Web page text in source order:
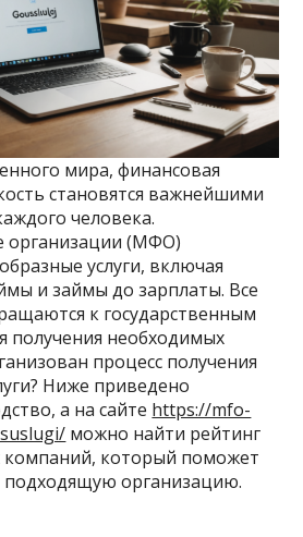
мира, финансовая
становятся важнейшими
человека.
организации (МФО)
услуги, включая
и займы до зарплаты. Все
к государственным
получения необходимых
процесс получения
Ниже приведено
а на сайте https://mfo-
можно найти рейтинг
который поможет
подходящую организацию.